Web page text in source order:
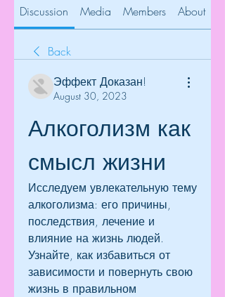
Discussion Media Members About
Back
Эффект Доказан!
August 30, 2023
Алкоголизм как
смысл жизни
Исследуем увлекательную тему
алкоголизма: его причины,
последствия, лечение и
влияние на жизнь людей.
Узнайте, как избавиться от
зависимости и повернуть свою
жизнь в правильном